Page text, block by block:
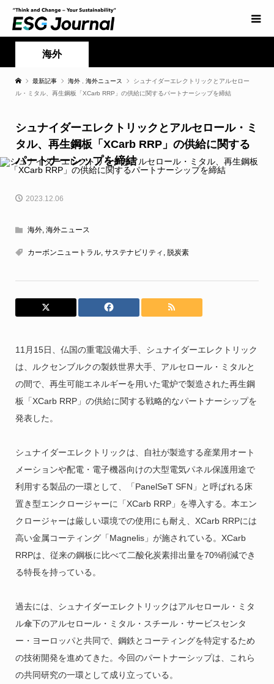
海外
最新記事 海外 海外ニュース
シュナイダーエレクトリックとアルセロー
ル・ミタル、再生鋼板「XCarb RRP」の供給に関するパートナーシップを締結
シュナイダーエレクトリックとアルセロール・ミ
タル、再生鋼板「XCarb RRP」の供給に関する
パートナーシップを締結
2023.12.06
海外, 海外ニュース
カーボンニュートラル, サステナビリティ , 脱炭素
11月15日、仏国の重電設備大手、シュナイダーエレクトリック
は、ルクセンブルクの製鉄世界大手、アルセロール・ミタルと
の間で、再生可能エネルギーを用いた電炉で製造された再生鋼
板「XCarb RRP」の供給に関する戦略的なパートナーシップを
発表した。
シュナイダーエレクトリックは、自社が製造する産業用オート
メーションや配電・電子機器向けの大型電気パネル保護用途で
利用する製品の一環として、「PanelSeT SFN」と呼ばれる床
置き型エンクロージャーに「XCarb RRP」を導入する。本エン
クロージャーは厳しい環境での使用にも耐え、XCarb RRPには
高い金属コーティング「Magnelis」が施されている。XCarb
RRPは、従来の鋼板に比べて二酸化炭素排出量を70%削減でき
る特長を持っている。
過去には、シュナイダーエレクトリックはアルセロール・ミタ
ル傘下のアルセロール・ミタル・スチール・サービスセンタ
ー・ヨーロッパと共同で、鋼鉄とコーティングを特定するため
の技術開発を進めてきた。今回のパートナーシップは、これら
の共同研究の一環として成り立っている。